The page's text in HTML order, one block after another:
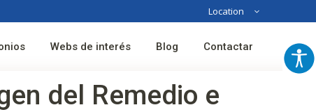
Location
Australia
Webs de interés Blog Contactar
del Remedio e